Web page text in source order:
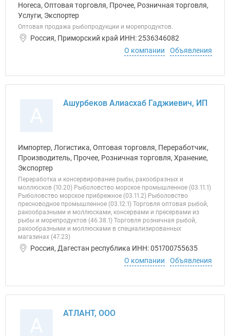
Horeca, Оптовая торговля, Прочее, Розничная торговля,
Услуги, Экспортер
Оптовая продажа рыбопродукции и морепродуктов.
Россия, Приморский край ИНН: 2536346082
О компании
Объявления
Ашурбеков Алиасхаб Гаджиевич, ИП
Импортер, Логистика, Оптовая торговля, Переработчик,
Производитель, Прочее, Розничная торговля, Хранение,
Экспортер
Переработка и консервирование рыбы, ракообразных и
моллюсков (10.20) Рыболовство морское промышленное (03.11.1)
Рыболовство морское прибрежное (03.11.2) Рыболовство
пресноводное промышленное (03.12.1) Торговля оптовая рыбой,
ракообразными и моллюсками, консервами и пресервами из
рыбы и морепродуктов (46.38.1) Торговля розничная рыбой,
ракообразными и моллюсками в специализированных
магазинах (47.23)
Россия, Дагестан республика ИНН: 051700755635
О компании
Объявления
АТЛАНТ, ООО